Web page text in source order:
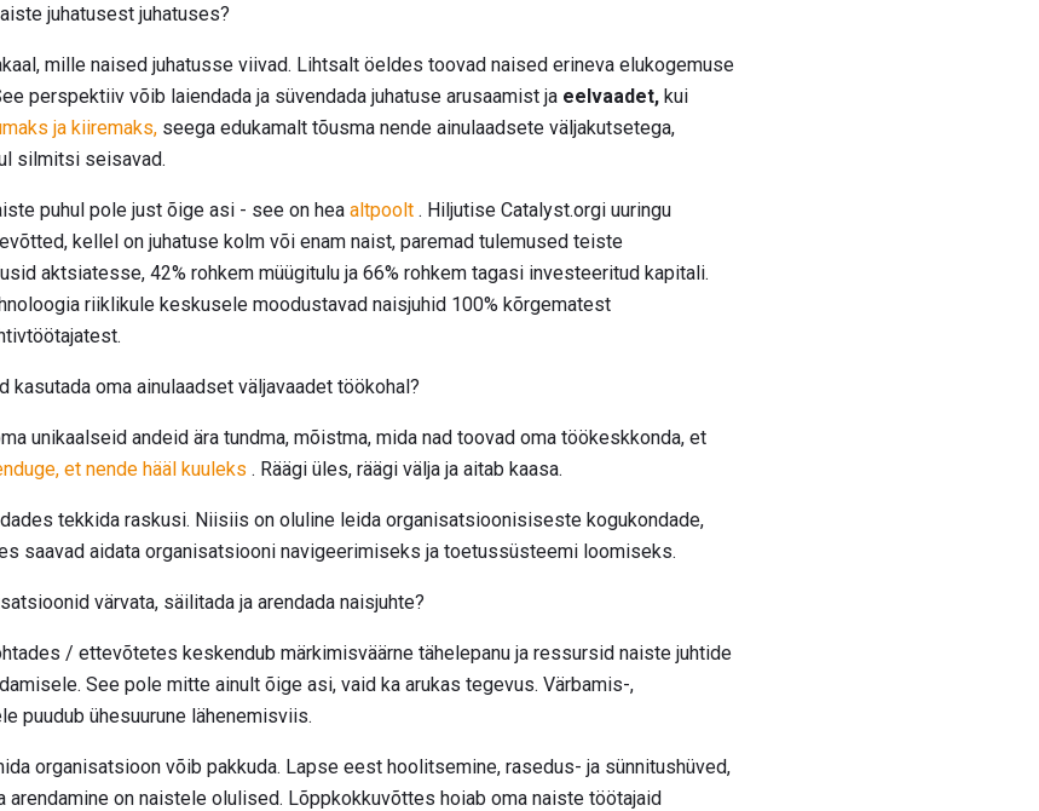
juhatusest juhatuses?
mille naised juhatusse viivad. Lihtsalt öeldes toovad naised erineva elukogemuse
perspektiiv võib laiendada ja süvendada juhatuse arusaamist ja eelvaadet, kui
ja kiiremaks, seega edukamalt tõusma nende ainulaadsete väljakutsetega,
silmitsi seisavad.
puhul pole just õige asi - see on hea altpoolt . Hiljutise Catalyst.orgi uuringu
kellel on juhatuse kolm või enam naist, paremad tulemused teiste
aktsiatesse, 42% rohkem müügitulu ja 66% rohkem tagasi investeeritud kapitali.
riiklikule keskusele moodustavad naisjuhid 100% kõrgematest
kasutada oma ainulaadset väljavaadet töökohal?
unikaalseid andeid ära tundma, mõistma, mida nad toovad oma töökeskkonda, et
et nende hääl kuuleks . Räägi üles, räägi välja ja aitab kaasa.
tekkida raskusi. Niisiis on oluline leida organisatsioonisiseste kogukondade,
saavad aidata organisatsiooni navigeerimiseks ja toetussüsteemi loomiseks.
värvata, säilitada ja arendada naisjuhte?
/ ettevõtetes keskendub märkimisväärne tähelepanu ja ressursid naiste juhtide
See pole mitte ainult õige asi, vaid ka arukas tegevus. Värbamis-,
puudub ühesuurune lähenemisviis.
organisatsioon võib pakkuda. Lapse eest hoolitsemine, rasedus- ja sünnitushüved,
arendamine on naistele olulised. Lõppkokkuvõttes hoiab oma naiste töötajaid